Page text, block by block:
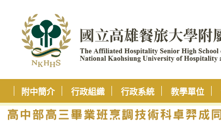
附中簡介 行政組織 行政系統 教學單位